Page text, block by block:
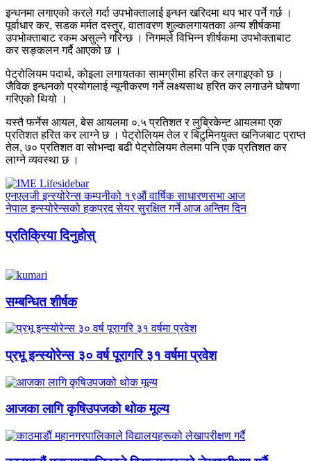
इन्धनमा लगाएको करले गर्दा उपभोक्तालाई इन्धन खरिदमा थप भार पर्ने गर्छ ।
पूर्वाधार कर, सडक मर्मत दस्तुर, वातावरण शुल्कलगायतका अन्य शीर्षकमा
उपभोक्ताबाट रकम असुल्ने गरिन्छ । निगमले विभिन्न शीर्षकमा उपभोक्ताबाट
कर सङ्कलन गर्दै आएको छ ।
पेट्रोलियम पदार्थ, कोइला लगायतका सामग्रीमा हरित कर लगाइएको छ ।
जैविक इन्धनको प्रयोगलाई न्यूनीकरण गर्ने लक्ष्यसाथ हरित कर लगाउने घोषणा
गरिएको थियो ।
यस्तै फर्नेस आयल, बेस आयलमा ०.५ प्रतिशत र लुब्रिकेन्ट आयलमा एक
प्रतिशत हरित कर लाग्ने छ । पेट्रोलियम तेल र बिटुमिनयुक्त खनिजबाट प्राप्त
तेल, ७० प्रतिशत वा सोभन्दा बढी पेट्रोलियम तेलमा पनि एक प्रतिशत कर
लाग्ने व्यवस्था छ ।
एनएलजी इन्स्योरेन्स कम्पनीको १९औं वार्षिक साधारणसभा आज
नेपाल इन्स्योरेन्सको हकप्रद सेयर सुरक्षित गर्ने आज अन्तिम दिन
प्रतिक्रिया दिनुहोस्
सम्बन्धित शीर्षक
प्रभू इन्स्योरेन्स ३० वर्ष पूरागरि ३१ वर्षमा प्रवेश
आजका लागि कृषिउपजको थोक मूल्य